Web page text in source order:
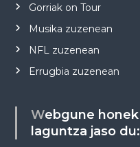
Gorriak on Tour
Musika zuzenean
NFL zuzenean
Errugbia zuzenean
Webgune honek erakunde hauen diru-
laguntza jaso du: